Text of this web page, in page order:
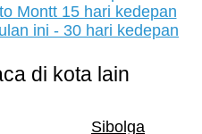
Montt 15 hari kedepan
ini - 30 hari kedepan
di kota lain
Sibolga